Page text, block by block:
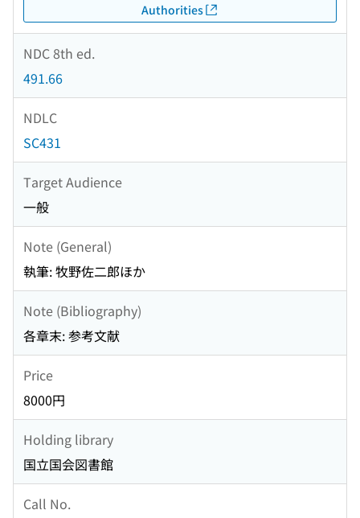
Authorities
NDC 8th ed.
491.66
NDLC
SC431
Target Audience
一般
Note (General)
執筆: 牧野佐二郎ほか
Note (Bibliography)
各章末: 参考文献
Price
8000円
Holding library
国立国会図書館
Call No.